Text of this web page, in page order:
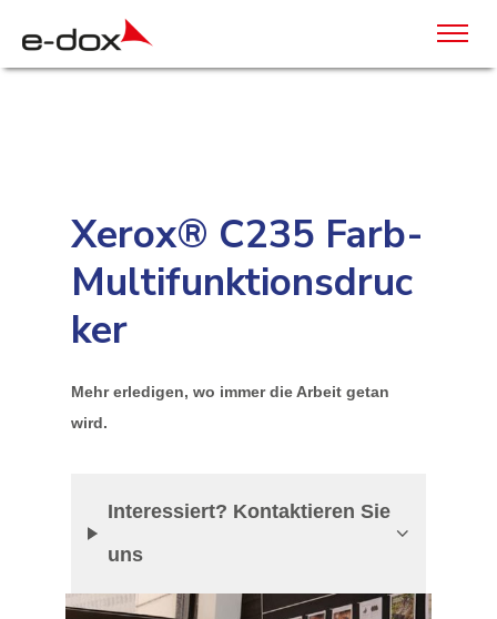
Xerox® C235 Farb-
Multifunktionsdruc
ker
Mehr erledigen, wo immer die Arbeit getan
wird.
Interessiert? Kontaktieren Sie
uns